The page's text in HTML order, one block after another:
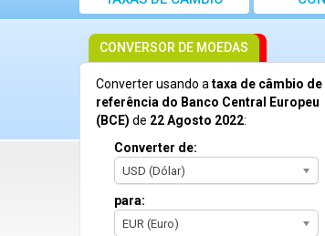
CONVERSOR DE MOEDAS
Converter usando ataxa de câmbio de
referência do Banco Central Europeu
(BCE) de 22 Agosto 2022:
Converter de:
USD (Dólar)
para:
EUR (Euro)